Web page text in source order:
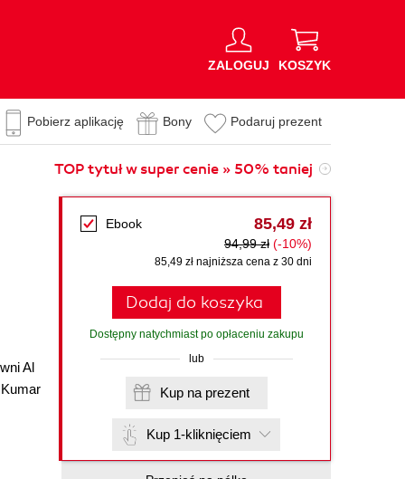
ZALOGUJ KOSZYK
Pobierz aplikację Bony Podaruj prezent
TOP tytuł w super cenie » 50% taniej
Al
Ebook 85,49 zł
94,99 zł (-10%)
85,49 zł najniższa cena z 30 dni
Dodaj do koszyka
Dostępny natychmiast po opłaceniu zakupu
lub
Kup na prezent
Kup 1-kliknięciem